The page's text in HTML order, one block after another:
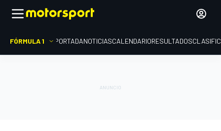
FÓRMULA 1 PORTADANOTICIASCALENDARIORESULTADOS